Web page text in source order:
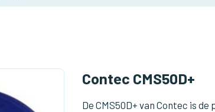
Contec CMS50D+
De CMS50D+ van Contec is